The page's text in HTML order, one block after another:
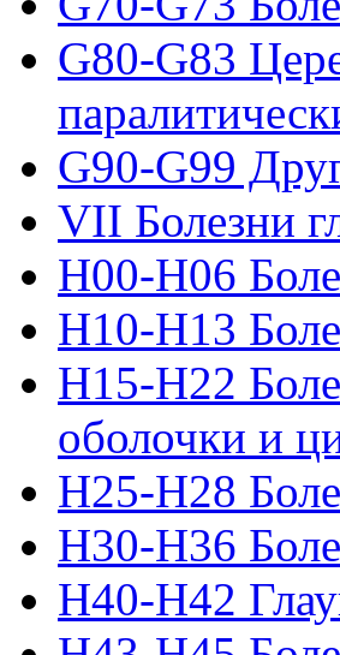
G80-G83
G90-G99
VII Болезни
H00-H06
H10-H13
H15-H22
оболочки и
H25-H28
H30-H36
H40-H42